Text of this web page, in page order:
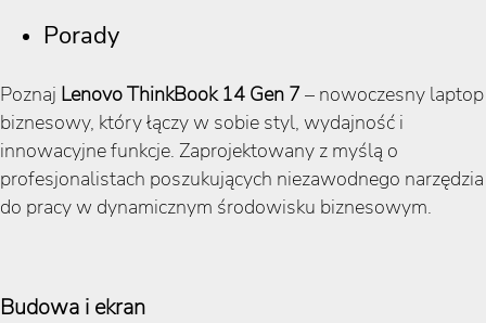
Porady
Poznaj Lenovo ThinkBook 14 Gen 7 – nowoczesny laptop
biznesowy, który łączy w sobie styl, wydajność i
innowacyjne funkcje. Zaprojektowany z myślą o
profesjonalistach poszukujących niezawodnego narzędzia
do pracy w dynamicznym środowisku biznesowym.
Budowa i ekran